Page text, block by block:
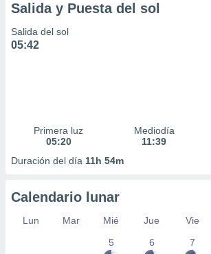
Salida y Puesta del sol
Salida del sol
05:42
Primera luz
05:20
Mediodía
11:39
Duración del día 11h 54m
Calendario lunar
Lun Mar Mié Jue Vie
5
6 7